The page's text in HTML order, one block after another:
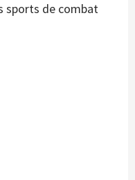
sports de combat